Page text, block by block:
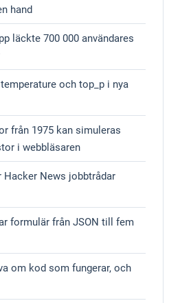
hand
läckte 700 000 användares
och top_p i nya
från 1975 kan simuleras
i webbläsaren
Hacker News jobbtrådar
formulär från JSON till fem
om kod som fungerar, och